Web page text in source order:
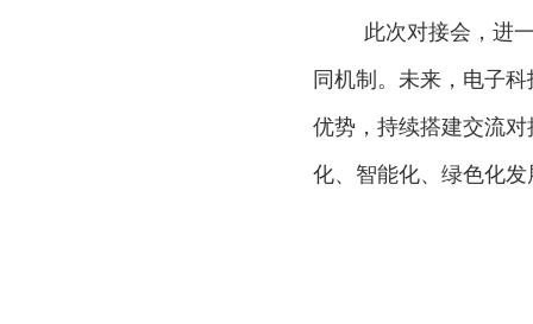
此次对接会，进
同机制。未来，电子
优势，持续搭建交流
化、智能化、绿色化